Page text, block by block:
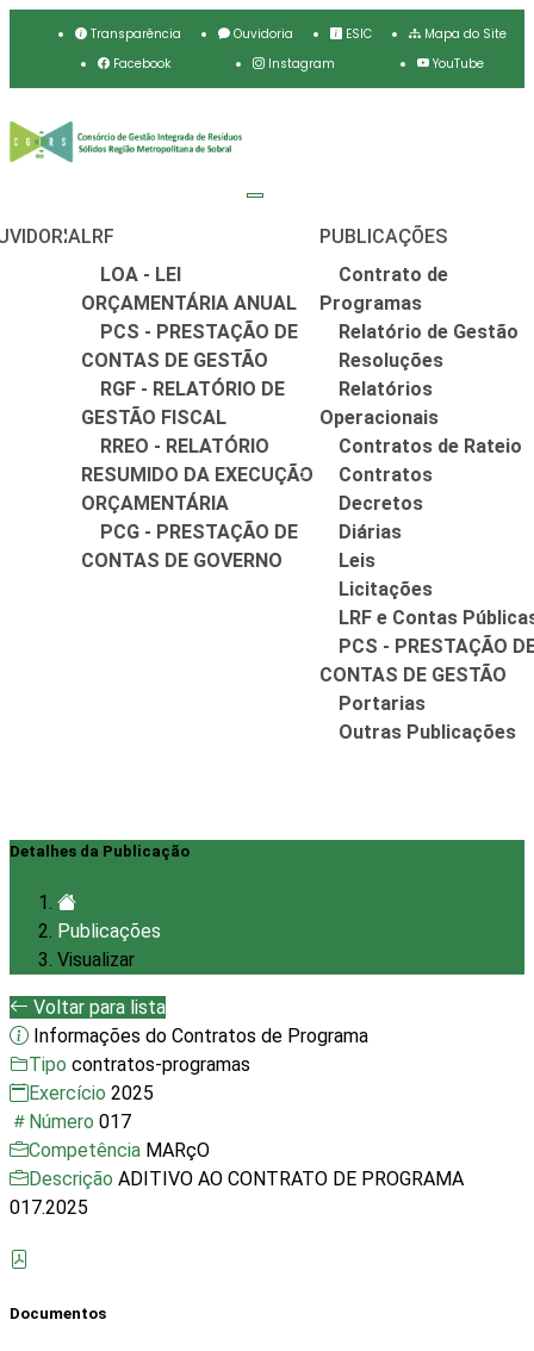
Transparência Ouvidoria ESIC
Mapa do Site
Facebook
Instagram YouTube
LRF
LOA - LEI
ORÇAMENTÁRIA ANUAL
PCS - PRESTAÇÃO DE
CONTAS DE GESTÃO
RGF - RELATÓRIO DE
GESTÃO FISCAL
RREO - RELATÓRIO
RESUMIDO DA EXECUÇÃO
ORÇAMENTÁRIA
PCG - PRESTAÇÃO DE
CONTAS DE GOVERNO
PUBLICAÇÕES
Contrato de
Programas
Relatório de Gestão
Resoluções
Relatórios
Operacionais
Contratos de Rateio
Contratos
Decretos
Diárias
Leis
Licitações
LRF e Contas
PCS - PRESTAÇÃO
CONTAS DE GESTÃO
Portarias
Outras Publicações
Detalhes da Publicação
Publicações
Visualizar
Voltar para lista
Informações do Contratos de Programa
Tipo contratos-programas
Exercício 2025
Número 017
Competência MARçO
Descrição ADITIVO AO CONTRATO DE PROGRAMA
017.2025
Documentos